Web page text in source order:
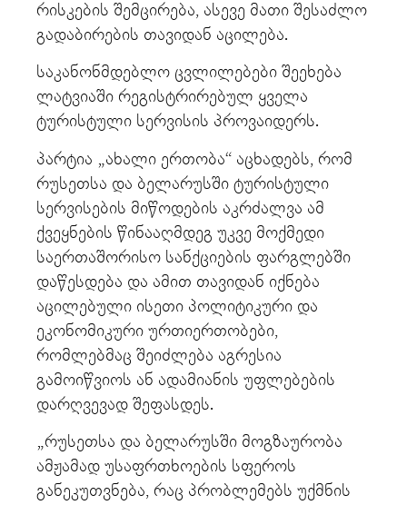
რისკების შემცირება, ასევე მათი შესაძლო
გადაბირების თავიდან აცილება.
საკანონმდებლო ცვლილებები შეეხება
ლატვიაში რეგისტრირებულ ყველა
ტურისტული სერვისის პროვაიდერს.
პარტია „ახალი ერთობა“ აცხადებს, რომ
რუსეთსა და ბელარუსში ტურისტული
სერვისების მიწოდების აკრძალვა ამ
ქვეყნების წინააღმდეგ უკვე მოქმედი
საერთაშორისო სანქციების ფარგლებში
დაწესდება და ამით თავიდან იქნება
აცილებული ისეთი პოლიტიკური და
ეკონომიკური ურთიერთობები,
რომლებმაც შეიძლება აგრესია
გამოიწვიოს ან ადამიანის უფლებების
დარღვევად შეფასდეს.
„რუსეთსა და ბელარუსში მოგზაურობა
ამჟამად უსაფრთხოების სფეროს
განეკუთვნება, რაც პრობლემებს უქმნის